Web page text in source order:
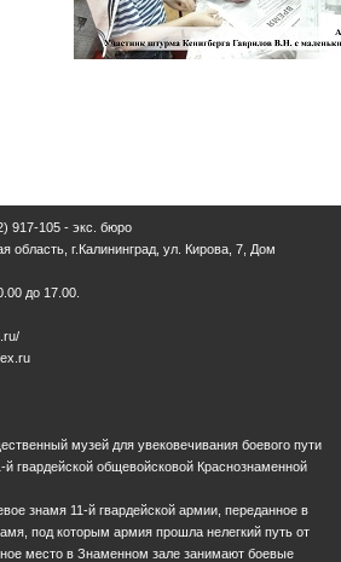
917-105 - экс. бюро
область, г.Калининград, ул. Кирова, 7, Дом
до 17.00.
музей для увековечивания боевого пути
гвардейской общевойсковой Краснознаменной
знамя 11-й гвардейской армии, переданное в
под которым армия прошла нелегкий путь от
место в Знаменном зале занимают боевые